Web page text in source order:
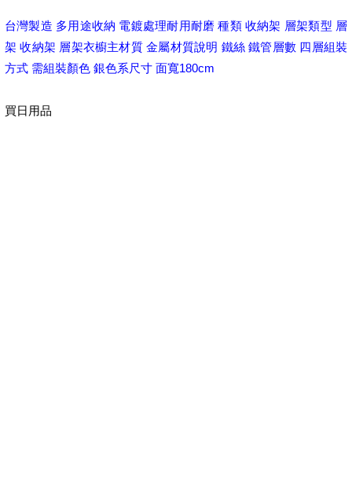
台灣製造 多用途收納 電鍍處理耐用耐磨 種類 收納架 層架類型 層
架 收納架 層架衣櫥主材質 金屬材質說明 鐵絲 鐵管層數 四層組裝
方式 需組裝顏色 銀色系尺寸 面寬180cm
買日用品